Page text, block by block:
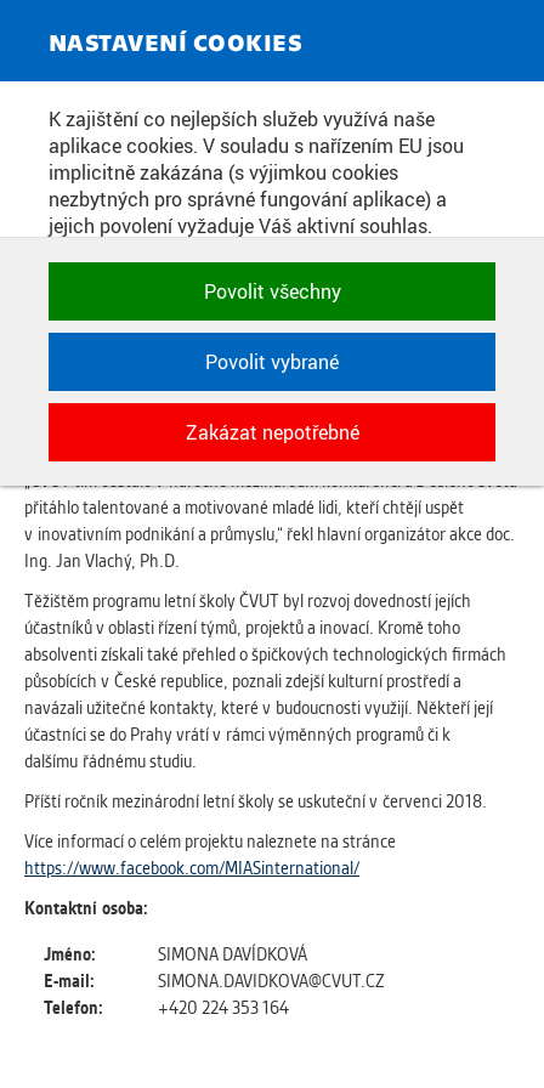
NASTAVENÍ COOKIES
K zajištění co nejlepších služeb využívá naše
aplikace cookies. V souladu s nařízením EU jsou
implicitně zakázána (s výjimkou cookies
nezbytných pro správné fungování aplikace) a
jejich povolení vyžaduje Váš aktivní souhlas.
zakázat, případně vybrat a povolit cookies podle
kategorie. Svoje rozhodnutí můžete samozřejmě
kdykoli změnit.
POTŘEBNÉ
Technické cookies využívané aplikacemi
ČVUT pro uchování jejich nastavení,
vlastností a identifikátorů relace. Jsou
nezbytné pro správné fungování a jsou
vždy aktivní.
ANALYTICKÉ
Slouží pro získávání anonymizovaných
statistických údajů, které nám pomáhají
vylepšovat naše aplikace. Zpravidla jde o
cookies systémů třetích stran, které k
těmto účelům využíváme.
MARKETINGOVÉ
Využívané za účelem zobrazení
Vašich preferencí. Zpravidla jde o
cookies systémů třetích stran, které nám
s analýzou uživatelského chování
pomáhají.
Povolit všechny
Povolit vybrané
Zakázat nepotřebné
ZPRAVODAJSKÝ SERVIS
MEZINÁRODNÍ LETNÍ ŠKOLA NA
MASARYKOVĚ ÚSTAVU ČVUT
PŘIVÍTALA ČTYŘICET ÚČASTNÍKŮ
25. 7. 2017
Čtyři desítky studentek a studentů z Číny, Vietnamu, Taiwanu,
Austrálie, Koreje, Ruska, Thajska, Spojených států amerických a
Uzbekistánu absolvovalo během prvních tří prázdninových týdnů na
Mezinárodní letní školy Innovation Leadership for Industry.
„ČVUT tím obstálo v náročné mezinárodní konkurenci a z celého světa
přitáhlo talentované a motivované mladé lidi, kteří chtějí uspět
v inovativním podnikání a průmyslu,“ řekl hlavní organizátor akce doc.
Ing. Jan Vlachý, Ph.D.
Těžištěm programu letní školy ČVUT byl rozvoj dovedností jejích
účastníků v oblasti řízení týmů, projektů a inovací. Kromě toho
absolventi získali také přehled o špičkových technologických firmách
působících v České republice, poznali zdejší kulturní prostředí a
navázali užitečné kontakty, které v budoucnosti využijí. Někteří její
účastníci se do Prahy vrátí v rámci výměnných programů či k
dalšímu řádnému studiu.
Příští ročník mezinárodní letní školy se uskuteční v červenci 2018.
Více informací o celém projektu naleznete na stránce
https://www.facebook.com/MIASinternational/
Kontaktní osoba:
Jméno:
SIMONA DAVÍDKOVÁ
E-mail:
SIMONA.DAVIDKOVA@CVUT.CZ
Telefon:
+420 224 353 164